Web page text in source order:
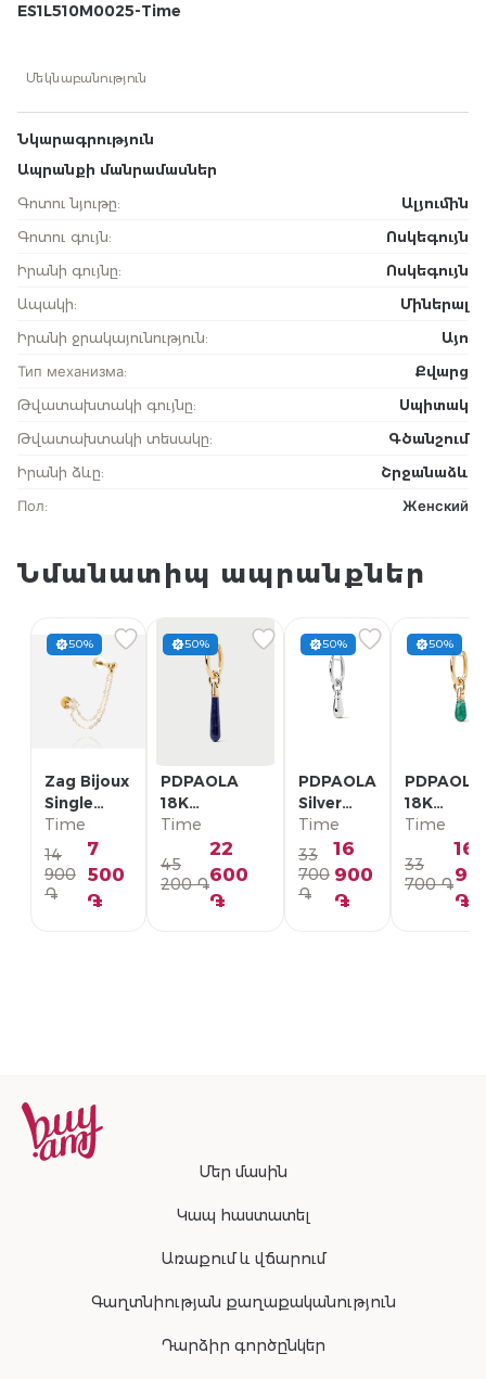
ES1L510M0025-Time
Մեկնաբանություն
Նկարագրություն
Ապրանքի մանրամասներ
Գոտու նյութը:
Ալյումին
Գոտու գույն:
Ոսկեգույն
Իրանի գույնը:
Ոսկեգույն
Ապակի:
Միներալ
Իրանի ջրակայունություն:
Այո
Тип механизма:
Քվարց
Թվատախտակի գույնը:
Սպիտակ
Թվատախտակի տեսակը:
Գծանշում
Իրանի ձևը:
Շրջանաձև
Пол: Женский
Նմանատիպ ապրանքներ
50%
Zag Bijoux
Single
Earring/
SLA22993-
01WHT
Time
14
900
֏
7
500
֏
50%
PDPAOLA
18K
Позолоченная
Серебряная
Моно-серьга/
PG01-336-U
Time
45
200 ֏
22
600
֏
50%
PDPAOLA
Silver
Single
Earring/
PG02-
092-U
Time
33
700
֏
16
900
֏
50%
PDPAOLA
18K
Моно-
PG01-
Time
33
700 ֏
16
֏
Մեր մասին
Կապ հաստատել
Առաքում և վճարում
Գաղտնիության քաղաքականություն
Դարձիր գործընկեր